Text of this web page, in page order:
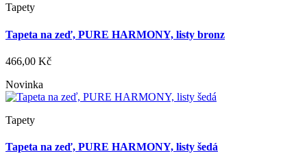
Tapety
Tapeta na zeď, PURE HARMONY, listy bronz
466,00 Kč
Novinka
Tapety
Tapeta na zeď, PURE HARMONY, listy šedá